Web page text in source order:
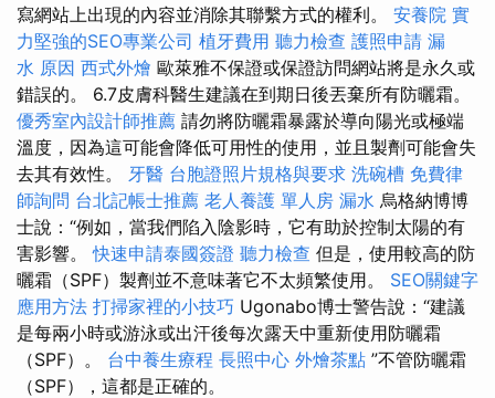
寫網站上出現的內容並消除其聯繫方式的權利。 安養院 實
力堅強的SEO專業公司 植牙費用 聽力檢查 護照申請 漏
水 原因 西式外燴 歐萊雅不保證或保證訪問網站將是永久或
錯誤的。 6.7皮膚科醫生建議在到期日後丟棄所有防曬霜。
優秀室內設計師推薦 請勿將防曬霜暴露於導向陽光或極端
溫度，因為這可能會降低可用性的使用，並且製劑可能會失
去其有效性。 牙醫 台胞證照片規格與要求 洗碗槽 免費律
師詢問 台北記帳士推薦 老人養護 單人房 漏水 烏格納博博
士說：“例如，當我們陷入陰影時，它有助於控制太陽的有
害影響。快速申請泰國簽證 聽力檢查 但是，使用較高的防
曬霜（SPF）製劑並不意味著它不太頻繁使用。 SEO關鍵字
應用方法 打掃家裡的小技巧 Ugonabo博士警告說：“建議
是每兩小時或游泳或出汗後每次露天中重新使用防曬霜
（SPF）。 台中養生療程 長照中心 外燴茶點 ”不管防曬霜
（SPF），這都是正確的。